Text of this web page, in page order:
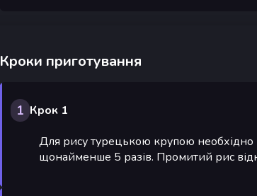
Кроки приготування
1 Крок 1
Для рису турецькою крупою необхідно
щонайменше 5 разів. Промитий рис